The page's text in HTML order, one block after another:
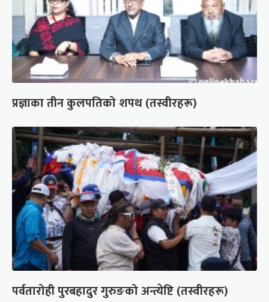
प्रज्ञाका तीन कुलपतिको शपथ (तस्वीरहरू)
पर्वतारोही पुरबहादुर गुरुङको अन्त्येष्टि (तस्वीरहरू)